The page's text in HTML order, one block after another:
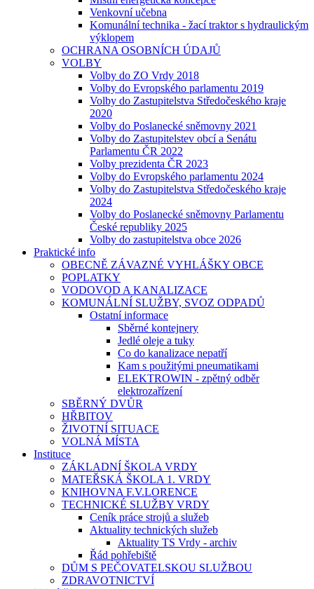
Venkovní učebna
Komunální technika - žací traktor s hydraulickým
výklopem
OCHRANA OSOBNÍCH ÚDAJŮ
VOLBY
Volby do ZO Vrdy 2018
Volby do Evropského parlamentu 2019
Volby do Zastupitelstva Středočeského kraje
2020
Volby do Poslanecké sněmovny 2021
Volby do Zastupitelstev obcí a Senátu
Parlamentu ČR 2022
Volby prezidenta ČR 2023
Volby do Evropského parlamentu 2024
Volby do Zastupitelstva Středočeského kraje
2024
Volby do Poslanecké sněmovny Parlamentu
České republiky 2025
Volby do zastupitelstva obce 2026
Praktické info
OBECNĚ ZÁVAZNÉ VYHLÁŠKY OBCE
POPLATKY
VODOVOD A KANALIZACE
KOMUNÁLNÍ SLUŽBY, SVOZ ODPADŮ
Ostatní informace
Sběrné kontejnery
Jedlé oleje a tuky
Co do kanalizace nepatří
Kam s použitými pneumatikami
ELEKTROWIN - zpětný odběr
elektrozařízení
SBĚRNÝ DVŮR
HŘBITOV
ŽIVOTNÍ SITUACE
VOLNÁ MÍSTA
Instituce
ZÁKLADNÍ ŠKOLA VRDY
MATEŘSKÁ ŠKOLA 1. VRDY
KNIHOVNA F.V.LORENCE
TECHNICKÉ SLUŽBY VRDY
Ceník práce strojů a služeb
Aktuality technických služeb
Aktuality TS Vrdy - archiv
Řád pohřebiště
DŮM S PEČOVATELSKOU SLUŽBOU
ZDRAVOTNICTVÍ